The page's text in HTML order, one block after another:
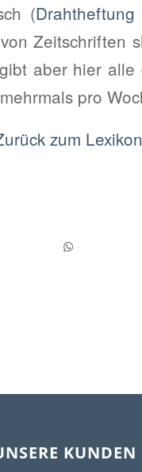
(Drahtheftung
von Zeitschriften
aber hier
pro
zum Lexikon
KUNDEN